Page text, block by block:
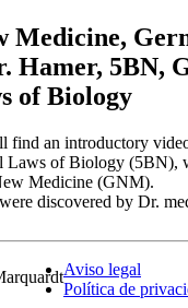
Medicine,
Hamer, 5BN,
of Biology
find an introductory
Laws of Biology (5BN),
Medicine (GNM).
discovered by Dr.
Aviso legal
Política de